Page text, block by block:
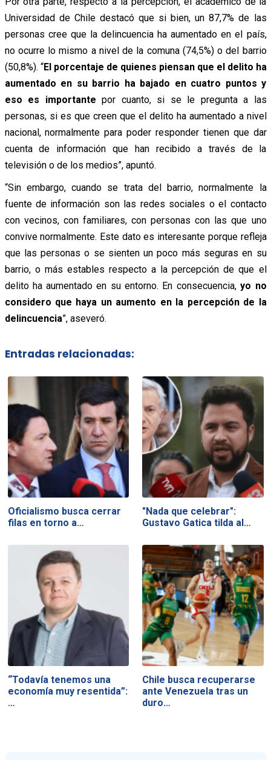
Universidad de Chile destacóque si bien, un 87,7% de las
personas cree que la delincuencia ha aumentado en el país,
no ocurre lo mismo a nivel de la comuna (74,5%) o del barrio
(50,8%). “El porcentaje de quienes piensan que el delito ha
aumentado en su barrio ha bajado en cuatro puntos y
eso es importante por cuanto, si se le pregunta a las
personas, si es que creen que el delito ha aumentado a nivel
nacional, normalmente para poder responder tienen que dar
cuenta de información que han recibido a través de la
televisión o de los medios”, apuntó.
“Sin embargo, cuando se trata del barrio, normalmente la
fuente de información son las redes sociales o el contacto
con vecinos, con familiares, con personas con las que uno
convive normalmente. Este dato es interesante porque refleja
que las personas o se sienten un poco más seguras en su
barrio, o más estables respecto a la percepción de que el
delito ha aumentado en su entorno. En consecuencia,yo no
considero que haya un aumento en la percepción de la
delincuencia”, aseveró.
Entradas relacionadas:
Oficialismo busca cerrar
filas en torno a…
"Nada que celebrar":
Gustavo Gatica tilda al…
“Todavía tenemos una
economía muy resentida”:
…
Chile busca recuperarse
ante Venezuela tras un
duro…